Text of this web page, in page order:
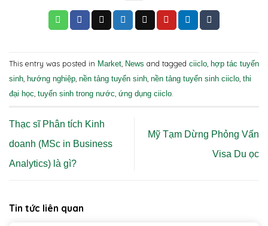
This entry was posted in Market, News and tagged ciiclo, hợp tác tuyển
sinh, hướng nghiệp, nền tảng tuyển sinh, nền tảng tuyển sinh ciiclo, thi
đại học, tuyển sinh trong nước, ứng dụng ciiclo.
Thạc sĩ Phân tích Kinh
doanh (MSc in Business
Analytics) là gì?
Mỹ Tạm Dừng Phỏng Vấn
Visa Du ọc
Tin tức liên quan